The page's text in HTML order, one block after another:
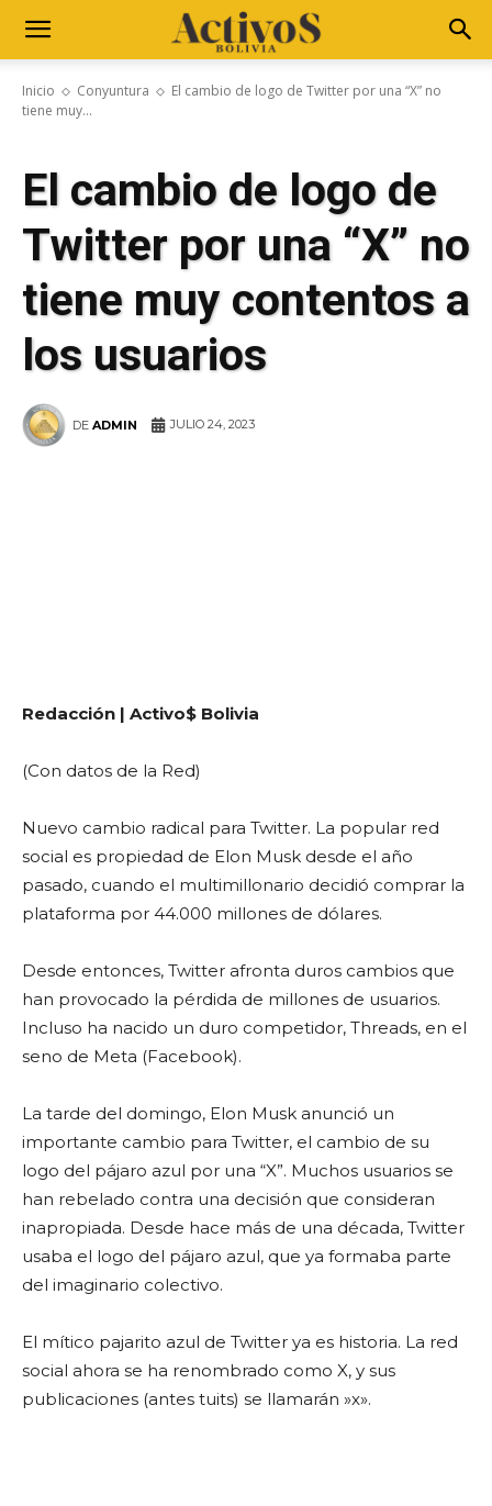
Inicio Conyuntura
El cambio de logo de Twitter por una “X” no
tiene muy...
El cambio de logo de
Twitter por una “X” no
tiene muy contentos a
los usuarios
DE ADMIN JULIO 24, 2023
Redacción | Activo$ Bolivia
(Con datos de la Red)
Nuevo cambio radical para Twitter. La popular red
social es propiedad de Elon Musk desde el año
pasado, cuando el multimillonario decidió comprar la
plataforma por 44.000 millones de dólares.
Desde entonces, Twitter afronta duros cambios que
han provocado la pérdida de millones de usuarios.
Incluso ha nacido un duro competidor, Threads, en el
seno de Meta (Facebook).
La tarde del domingo, Elon Musk anunció un
importante cambio para Twitter, el cambio de su
logo del pájaro azul por una “X”. Muchos usuarios se
han rebelado contra una decisión que consideran
inapropiada. Desde hace más de una década, Twitter
usaba el logo del pájaro azul, que ya formaba parte
del imaginario colectivo.
El mítico pajarito azul de Twitter ya es historia. La red
social ahora se ha renombrado como X, y sus
publicaciones (antes tuits) se llamarán »x».